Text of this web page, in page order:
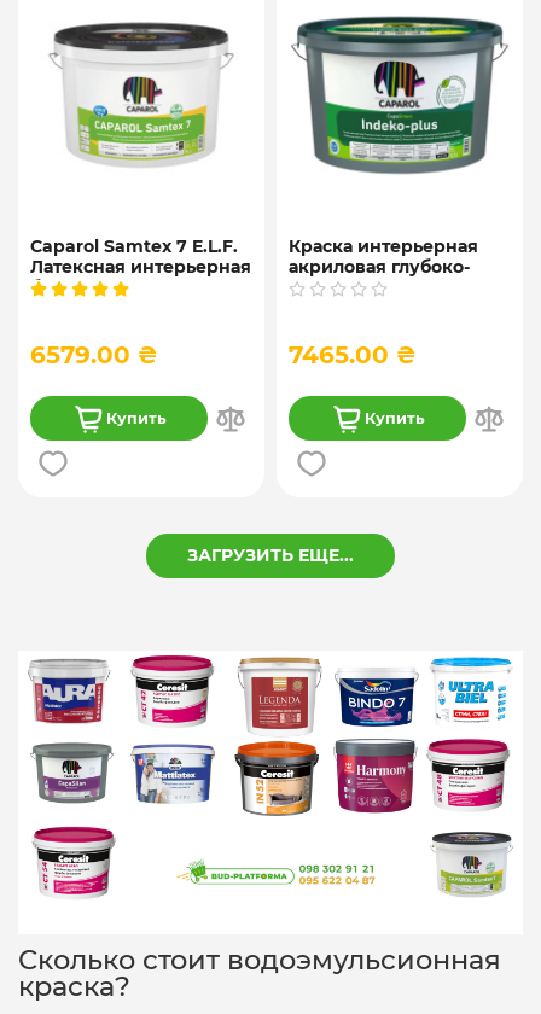
Caparol Samtex 7 E.L.F.
Латексная интерьерная
белая краска, 10 л
6579.00 ₴
Купить
Краска интерьерная
акриловая глубоко-
матовая Caparol
7465.00 ₴
Купить
ЗАГРУЗИТЬ ЕЩЕ...
Сколько стоит водоэмульсионная
краска?